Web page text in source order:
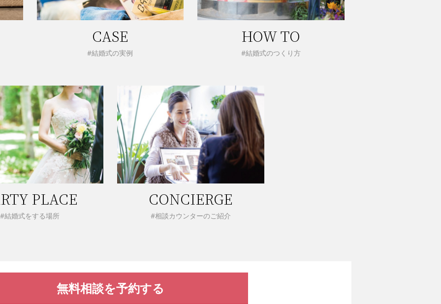
CASE
#結婚式の実例
HOW TO
#結婚式のつくり方
PLACE
#結婚式をする場所
CONCIERGE
#相談カウンターのご紹介
無料相談を予約する